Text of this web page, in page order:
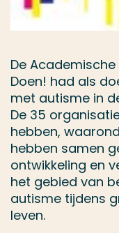
De
Doen! had als
met autisme in
De 35
hebben,
hebben samen
ontwikkeling en
het gebied van
autisme tijdens
leven.